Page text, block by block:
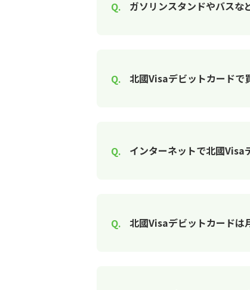
ガソリンスタンドやバスな
北國Visaデビットカードで
インターネットで北國Visa
北國Visaデビットカードは